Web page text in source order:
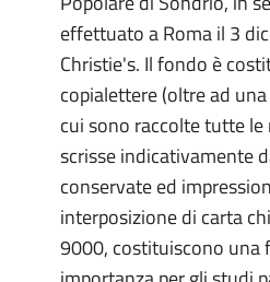
effettuato a Roma il 3
Christie's. Il fondo è
copialettere (oltre ad
cui sono raccolte tutte
scrisse indicativamente
conservate ed
interposizione di carta
9000, costituiscono una